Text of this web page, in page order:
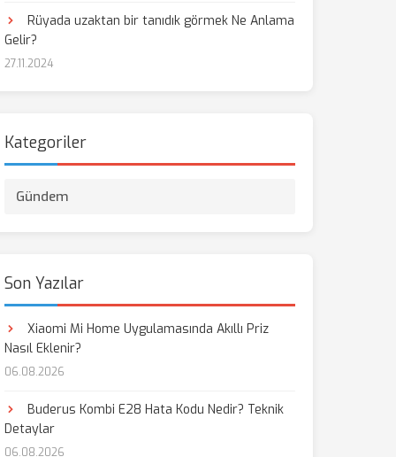
Rüyada uzaktan bir tanıdık görmek Ne Anlama
Gelir?
27.11.2024
Kategoriler
Gündem
Son Yazılar
Xiaomi Mi Home Uygulamasında Akıllı Priz
Nasıl Eklenir?
06.08.2026
Buderus Kombi E28 Hata Kodu Nedir? Teknik
Detaylar
06.08.2026